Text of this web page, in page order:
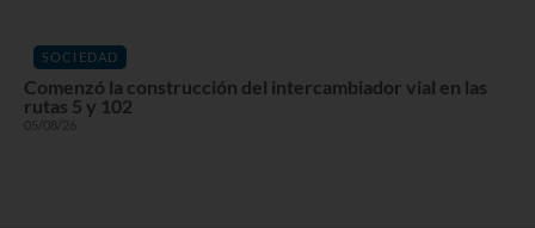
SOCIEDAD
Comenzó la construcción del intercambiador vial en las
rutas 5 y 102
05/08/26